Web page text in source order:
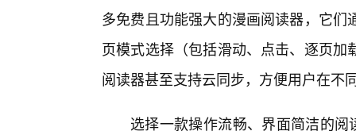
多免费且功能强大的漫画阅读器，它
页模式选择（包括滑动、点击、逐页
阅读器甚至支持云同步，方便用户在不
选择一款操作流畅、界面简洁的阅